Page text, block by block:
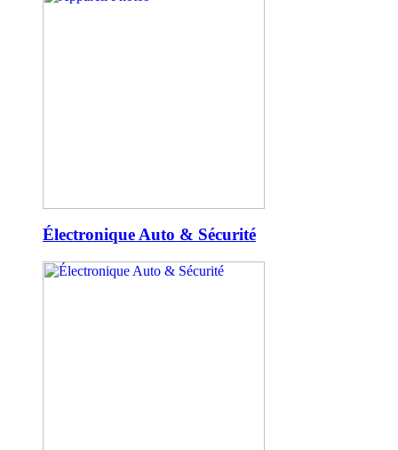
Électronique Auto & Sécurité